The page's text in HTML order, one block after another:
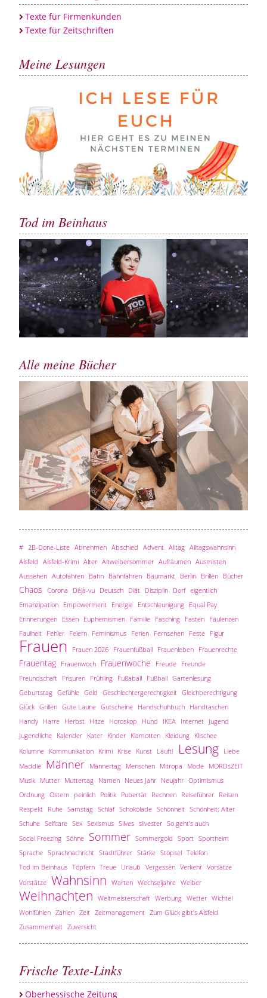
Texte für Firmenkunden
Texte für Zeitschriften
Meine Lesungen
Tod im Beinhaus
Alle meine Bücher
# 2B-Done-Liste Abnehmen Abschied Advent Alltag Alltagswahnsinn
Alsfeld Alsfeld-Krimi Alter Altweibersommer Aufräumen Ausmisten
Aussehen Autofahren Bahn Bahnfahren Baumarkt Berlin Brillen Bücher
Chaos Corona Déjà-vu Deutsch Diät Disziplin Dorf eigentlich
Emanzipation Empowerment Energie Entschleunigung Equal Pay
Erinnerungen Essen Euphemismen Familie Fasching Fasten Faulenzen
Faulheit Fehler Feiern Feminismus Ferien Fernsehen Feste Figur
Frauen Frauen 2026 Frauenfußball Frauenleben Frauenrechte
Frauentag Frauenwoch Frauenwoche Freude Freunde
Freundschaft Frisuren Frühling Fußaball Fußball Gartenlesung
Geburtstag Gefühle Geld Geschlechtergerechtigkeit Gleichberechtigung
Glück Grillen Gute Laune Gutscheine Handschuhbuch Handtaschen
Handy Harre Herbst Hitze Horoskop Hund IKEA Internet Jugend
Jugendliche Kalender Kater Kinder Klamotten Kleidung Klischee
Kolumne Kommunikation Krimi Krise Kunst Läuft! Lesung Liebe
Maddie Männer Männertag Menschen Mitropa Mode MORDsZEIT
Musik Mutter Muttertag Namen Neues Jahr Neujahr Optimismus
Ordnung Ostern peinlich Politik Pubertät Rechnen Reiseführer Reisen
Respekt Ruhe Samstag Schlaf Schokolade Schönheit Schönheit; Alter
Schuhe Selfcare Sex Sexismus Silves silvester So geht's auch
Social Freezing Söhne Sommer Sommergold Sport Sportheim
Sprache Sprachnachricht Stadtführer Stärke Stöpsel Telefon
Tod im Beinhaus Töpfern Treue Urlaub Vergessen Verkehr Vorsätze
Vorstätze Wahnsinn Warten Wechseljahre Weiber
Weihnachten Weltmeisterschaft Werbung Wetter Wichtel
Wohlfühlen Zahlen Zeit Zeitmanagement Zum Glück gibt's Alsfeld
Zusammenhalt Zuversicht
Frische Texte-Links
Oberhessische Zeitung